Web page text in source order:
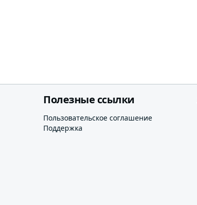
Полезные ссылки
Пользовательское соглашение
Поддержка